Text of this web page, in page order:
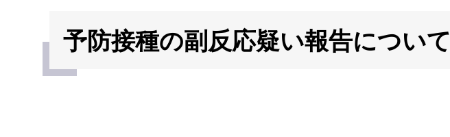
予防接種の副反応疑い報告について